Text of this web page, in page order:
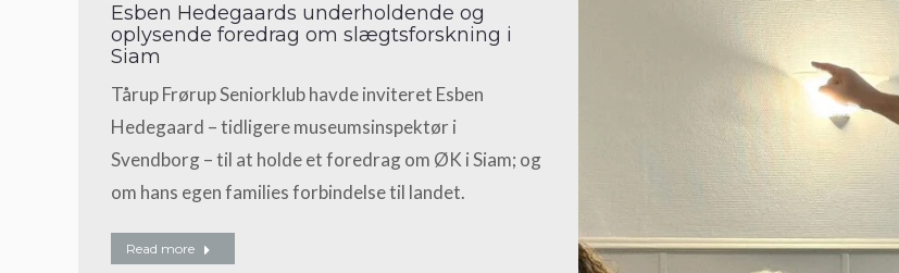
Esben Hedegaards underholdende og
oplysende foredrag om slægtsforskning i
Siam
Tårup Frørup Seniorklub havde inviteret Esben
Hedegaard – tidligere museumsinspektør i
Svendborg – til at holde et foredrag om ØK i Siam; og
om hans egen families forbindelse til landet.
Read more